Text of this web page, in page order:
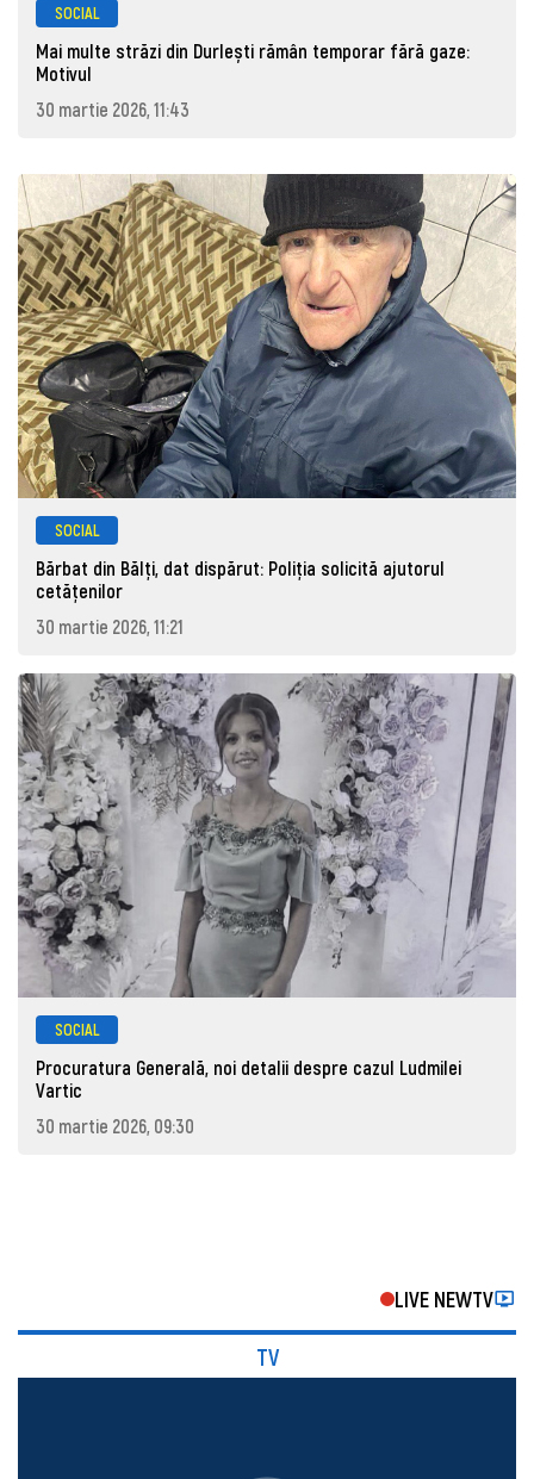
SOCIAL
Mai multe străzi din Durlești rămân temporar fără gaze:
Motivul
30 martie 2026, 11:43
SOCIAL
Bărbat din Bălți, dat dispărut: Poliţia solicită ajutorul
cetăţenilor
30 martie 2026, 11:21
SOCIAL
Procuratura Generală, noi detalii despre cazul Ludmilei
Vartic
30 martie 2026, 09:30
LIVE NEWTV
TV